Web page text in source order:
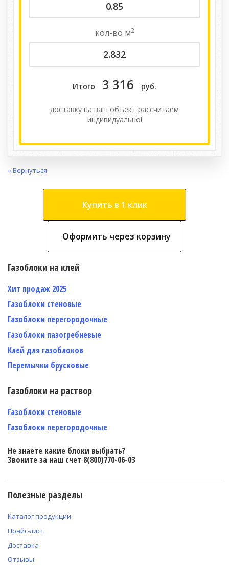
кол-во м2
Итого 3 316 руб.
доставку на ваш объект расcчитаем
индивидуально!
« Вернуться
Купить в 1 клик
Оформить через корзину
Газоблоки на клей
Хит продаж 2025
Газоблоки стеновые
Газоблоки перегородочные
Газоблоки пазогребневые
Клей для газоблоков
Перемычки брусковые
Газоблоки на раствор
Газоблоки стеновые
Газоблоки перегородочные
Не знаете какие блоки выбрать?
Звоните за наш счет 8(800)770-06-03
Полезные разделы
Каталог продукции
Прайс-лист
Доставка
Отзывы